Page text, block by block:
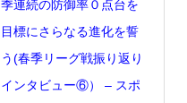
季連続の防御率０点台を
目標にさらなる進化を誓
う(春季リーグ戦振り返り
インタビュー⑥） – スポ